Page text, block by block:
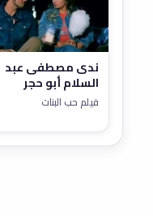
ندى مصطفى عبد
السلام أبو حجر
فيلم حب البنات